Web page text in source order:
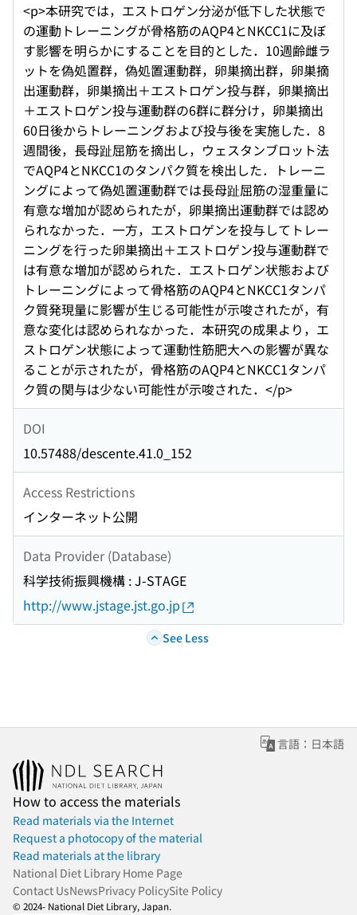
<p>本研究では，エストロゲン分泌が低下した状態で
の運動トレーニングが骨格筋のAQP4とNKCC1に及ぼ
す影響を明らかにすることを目的とした．10週齢雌ラ
ットを偽処置群，偽処置運動群，卵巣摘出群，卵巣摘
出運動群，卵巣摘出＋エストロゲン投与群，卵巣摘出
＋エストロゲン投与運動群の6群に群分け，卵巣摘出
60日後からトレーニングおよび投与後を実施した．8
週間後，長母趾屈筋を摘出し，ウェスタンブロット法
でAQP4とNKCC1のタンパク質を検出した．トレーニ
ングによって偽処置運動群では長母趾屈筋の湿重量に
有意な増加が認められたが，卵巣摘出運動群では認め
られなかった．一方，エストロゲンを投与してトレー
ニングを行った卵巣摘出＋エストロゲン投与運動群で
は有意な増加が認められた．エストロゲン状態および
トレーニングによって骨格筋のAQP4とNKCC1タンパ
ク質発現量に影響が生じる可能性が示唆されたが，有
意な変化は認められなかった．本研究の成果より，エ
ストロゲン状態によって運動性筋肥大への影響が異な
ることが示されたが，骨格筋のAQP4とNKCC1タンパ
ク質の関与は少ない可能性が示唆された．</p>
DOI
10.57488/descente.41.0_152
Access Restrictions
インターネット公開
Data Provider (Database)
科学技術振興機構 : J-STAGE
http://www.jstage.jst.go.jp
See Less
言語：日本語
How to access the materials
Read materials via the Internet
Request a photocopy of the material
Read materials at the library
National Diet Library Home Page
Contact UsNewsPrivacy PolicySite Policy
© 2024- National Diet Library, Japan.